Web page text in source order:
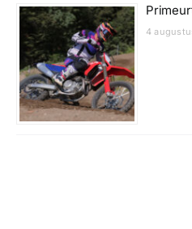
4